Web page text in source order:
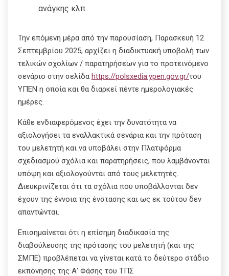
ανάγκης κλπ.
Την επόμενη μέρα από την παρουσίαση, Παρασκευή 12
Σεπτεμβρίου 2025, αρχίζει η διαδικτυακή υποβολή των
τελικών σχολίων / παρατηρήσεων για το προτεινόμενο
σενάριο στην σελίδα https://polsxedia.ypen.gov.gr/του
ΥΠΕΝ η οποία και θα διαρκεί πέντε ημερολογιακές
ημέρες.
Κάθε ενδιαφερόμενος έχει την δυνατότητα να
αξιολογήσει τα εναλλακτικά σενάρια και την πρόταση
του μελετητή και να υποβάλει στην Πλατφόρμα
σχεδιασμού σχόλια και παρατηρήσεις, που λαμβάνονται
υπόψη και αξιολογούνται από τους μελετητές.
Διευκρινίζεται ότι τα σχόλια που υποβάλλονται δεν
έχουν της έννοια της ένστασης και ως εκ τούτου δεν
απαντώνται.
Επισημαίνεται ότι η επίσημη διαδικασία της
διαβούλευσης της πρότασης του μελετητή (και της
ΣΜΠΕ) προβλέπεται να γίνεται κατά το δεύτερο στάδιο
εκπόνησης της Α’ Φάσης του ΤΠΣ